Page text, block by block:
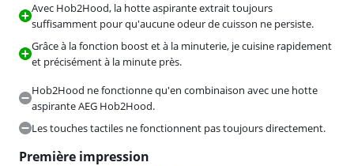
Avec Hob2Hood, la hotte aspirante extrait toujours
suffisamment pour qu'aucune odeur de cuisson ne persiste.
Grâce à la fonction boost et à la minuterie, je cuisine rapidement
et précisément à la minute près.
Hob2Hood ne fonctionne qu'en combinaison avec une hotte
aspirante AEG Hob2Hood.
Les touches tactiles ne fonctionnent pas toujours directement.
Première impression